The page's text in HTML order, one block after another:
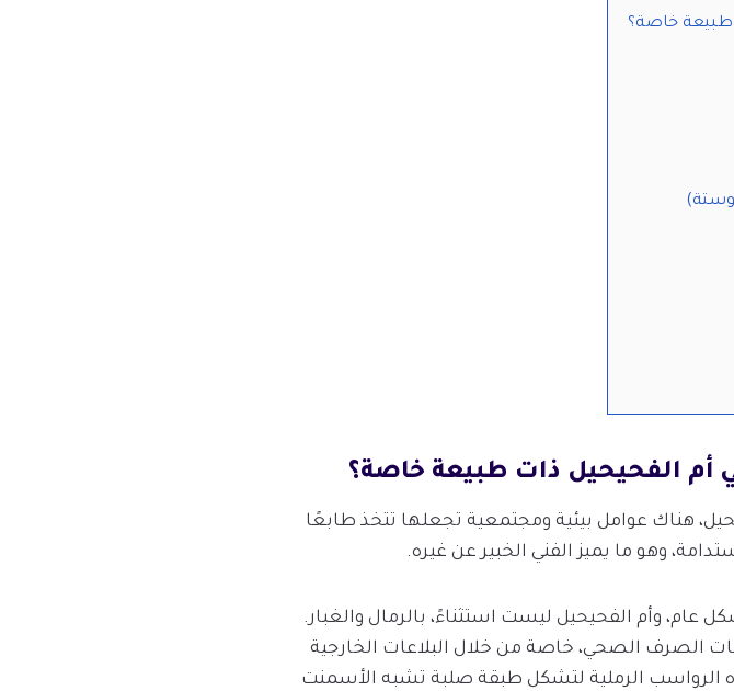
طبيعة خاصة؟
أم الفحيحيل ذات طبيعة خاصة؟
هناك عوامل بيئية ومجتمعية تجعلها تتخذ طابعًا
وهو ما يميز الفني الخبير عن غيره.
عام، وأم الفحيحيل ليست استثناءً، بالرمال والغبار.
الصرف الصحي، خاصة من خلال البلاعات الخارجية
هذه الرواسب الرملية لتشكل طبقة صلبة تشبه الأسمنت